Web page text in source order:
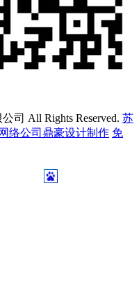
司 All Rights Reserved. 苏
络公司鼎豪设计制作 免